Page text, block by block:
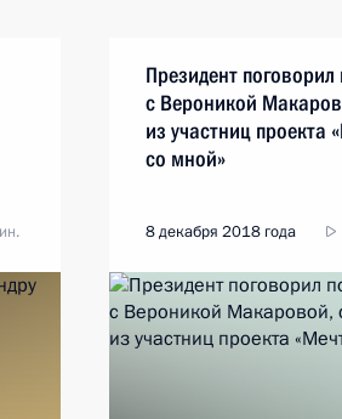
Президент поговорил
с Вероникой
из участниц проекта
со мной»
8 декабря 2018 года